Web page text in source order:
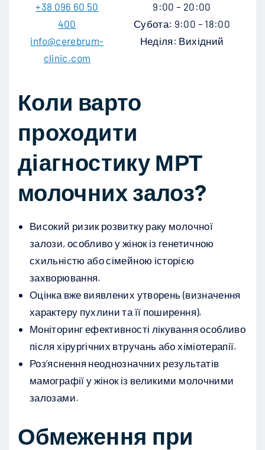
+38 096 60 50
400
info@cerebrum-
clinic.com
9:00 – 20:00
Субота: 9:00 – 18:00
Неділя: Вихідний
Коли варто
проходити
діагностику МРТ
молочних залоз?
Високий ризик розвитку раку молочної
залози, особливо у жінок із генетичною
схильністю або сімейною історією
захворювання.
Оцінка вже виявлених утворень (визначення
характеру пухлини та її поширення).
Моніторинг ефективності лікування особливо
після хірургічних втручань або хіміотерапії.
Роз’яснення неоднозначних результатів
мамографії у жінок із великими молочними
залозами.
Обмеження при